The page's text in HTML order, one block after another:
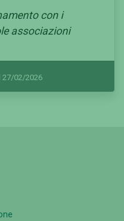
con i
associazioni
27/02/2026